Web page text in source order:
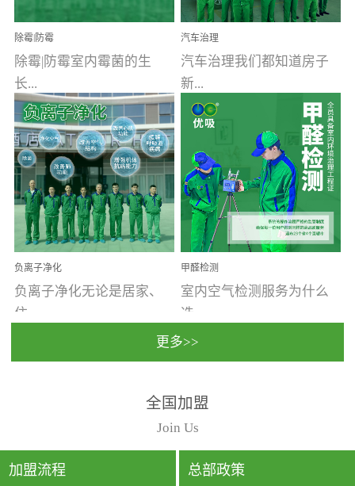
首的室内...
液来说，无...
除霉|防霉
除霉|防霉室内霉菌的生
长...
受温度、湿度、基质养
分、通风四个条件影响，
温暖潮湿、营养物质多、
通风缓慢的空间最易滋生
大量霉菌的...
汽车治理
汽车治理我们都知道房子
新...
装修完会有甲醛，其实汽
车的甲醛超标问题更为严
重。汽车的空间范围小，
配件、皮具、装饰多，这
些都是汽...
负离子净化
负离子净化无论是居家、
住...
动，人类长时间停留的室
内空间都有整体消毒的需
要。因为空间内人流携带
的、空气...
甲醛检测
室内空气检测服务为什么
选...
行国家规定的标准检测方
法，空气采样量准确，检
测结果可靠，远胜于其他
检测...
更多>>
全国加盟
Join Us
加盟流程 总部政策